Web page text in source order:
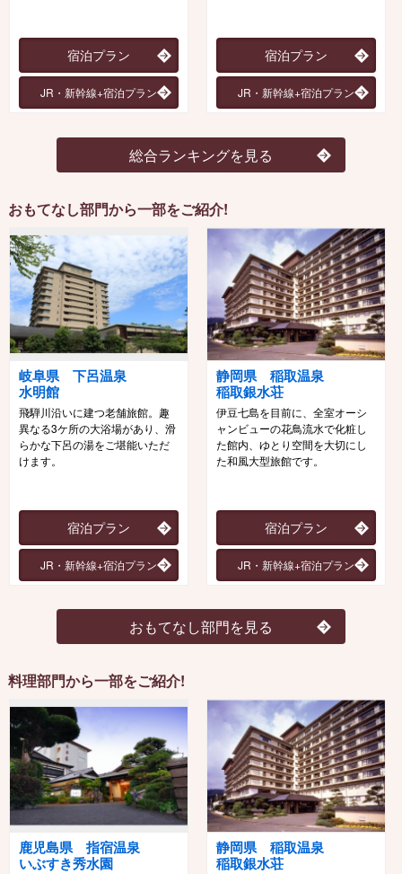
宿泊プラン
JR・新幹線+宿泊プラン
宿泊プラン
JR・新幹線+宿泊プラン
総合ランキングを見る
おもてなし部門から一部をご紹介!
岐阜県 下呂温泉
水明館
飛騨川沿いに建つ老舗旅館。趣
異なる3ケ所の大浴場があり、滑
らかな下呂の湯をご堪能いただ
けます。
宿泊プラン
JR・新幹線+宿泊プラン
静岡県 稲取温泉
稲取銀水荘
伊豆七島を目前に、全室オーシ
ャンビューの花鳥流水で化粧し
た館内、ゆとり空間を大切にし
た和風大型旅館です。
宿泊プラン
JR・新幹線+宿泊プラン
おもてなし部門を見る
料理部門から一部をご紹介!
鹿児島県 指宿温泉
いぶすき秀水園
静岡県 稲取温泉
稲取銀水荘